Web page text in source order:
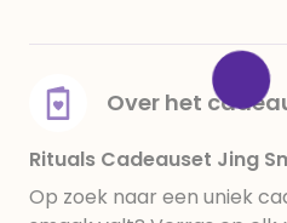
Over het
Rituals Cadeauset Jing
Op zoek naar een uniek